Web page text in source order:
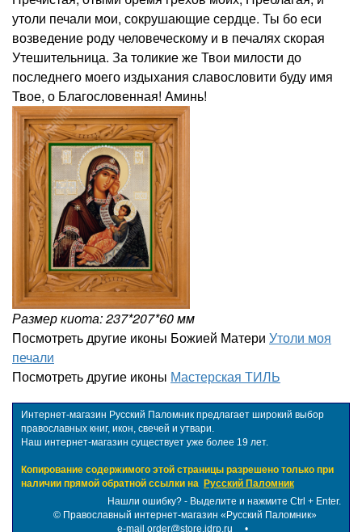
утоли печали мои, сокрушающие сердце. Ты бо еси
возведение роду человеческому и в печалях скорая
Утешительница. За толикие же Твои милости до
последнего моего издыхания славословити буду имя
Твое, о Благословенная! Аминь!
Размер киота: 237*207*60 мм
Посмотреть другие иконы Божией Матери Утоли моя
печали
Посмотреть другие иконы Мастерская ТИЛЬ
Интернет-магазин Русский Паломник предлагает широкий выбор
православных книг, икон, свечей и утвари.
Наш интернет-магазин существует уже более 19 лет.
Копирование содержимого этой страницы разрешено только при
наличии прямой обратной ссылки на Русский Паломник
Нашли ошибку? - Выделите и нажмите Ctrl + Enter.
© Православный интернет-магазин «Русский Паломник»
e-mail order@store.idrp.ru •